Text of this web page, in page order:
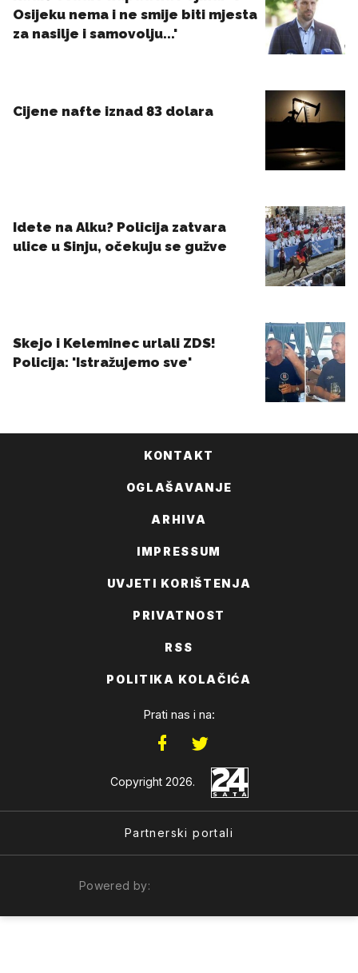
KONTAKT
OGLAŠAVANJE
ARHIVA
IMPRESSUM
UVJETI KORIŠTENJA
PRIVATNOST
RSS
POLITIKA KOLAČIĆA
Prati nas i na:
Copyright 2026.
Partnerski portali
Powered by: